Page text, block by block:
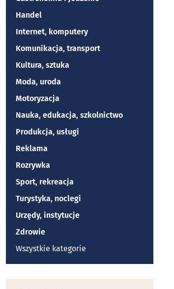
Handel
Internet, komputery
Komunikacja, transport
Kultura, sztuka
Moda, uroda
Motoryzacja
Nauka, edukacja, szkolnictwo
Produkcja, usługi
Reklama
Rozrywka
Sport, rekreacja
Turystyka, noclegi
Urzędy, instytucje
Zdrowie
Wszystkie kategorie